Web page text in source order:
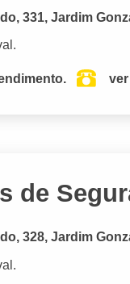
331, Jardim
de
328, Jardim